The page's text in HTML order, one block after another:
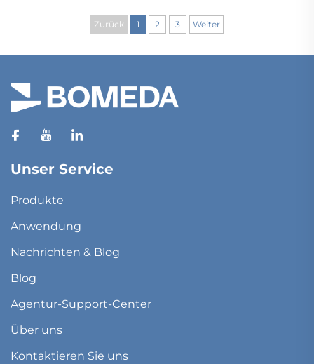
Zurück 1 2 3 Weiter
Unser Service
Produkte
Anwendung
Nachrichten & Blog
Blog
Agentur-Support-Center
Über uns
Kontaktieren Sie uns